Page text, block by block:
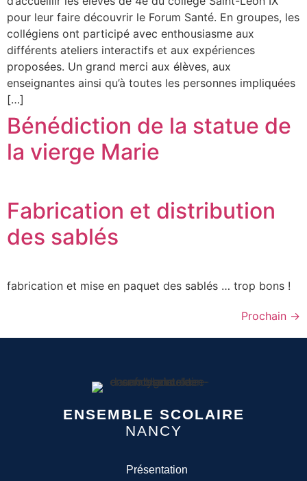
pour leur faire découvrir le Forum Santé. En groupes, les
collégiens ont participé avec enthousiasme aux
différents ateliers interactifs et aux expériences
proposées. Un grand merci aux élèves, aux
enseignantes ainsi qu’à toutes les personnes impliquées
[…]
Bénédiction de la statue de
la vierge Marie
Fabrication et distribution
des sablés
fabrication et mise en paquet des sablés … trop bons !
Prochain →
ENSEMBLE SCOLAIRE
NANCY
Présentation